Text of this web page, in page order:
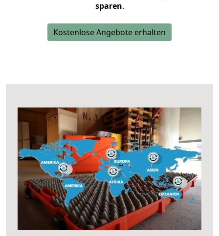
sparen.
Kostenlose Angebote erhalten